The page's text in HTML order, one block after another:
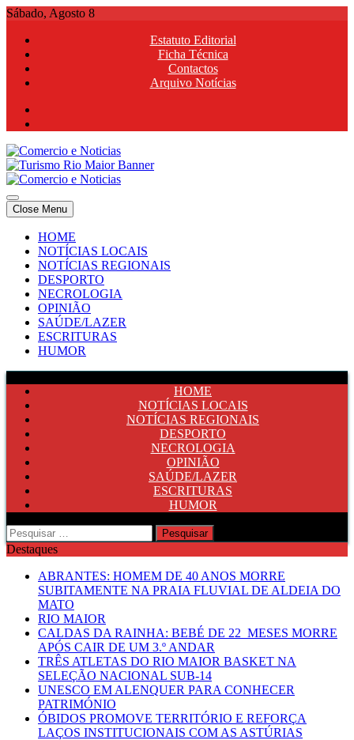
Skip
content
Sábado, Agosto 8
Estatuto Editorial
Ficha Técnica
Contactos
Arquivo Notícias
Comercio e Noticias
Notícias e Publicidade Online
Comercio e Noticias
Notícias e Publicidade Online
Close Menu
HOME
NOTÍCIAS LOCAIS
NOTÍCIAS REGIONAIS
DESPORTO
NECROLOGIA
OPINIÃO
SAÚDE/LAZER
ESCRITURAS
HUMOR
HOME
NOTÍCIAS LOCAIS
NOTÍCIAS REGIONAIS
DESPORTO
NECROLOGIA
OPINIÃO
SAÚDE/LAZER
ESCRITURAS
HUMOR
Pesquisar
por:
Destaques
ABRANTES: HOMEM DE 40 ANOS MORRE
SUBITAMENTE NA PRAIA FLUVIAL DE ALDEIA DO
MATO
RIO MAIOR
CALDAS DA RAINHA: BEBÉ DE 22 MESES MORRE
APÓS CAIR DE UM 3.º ANDAR
TRÊS ATLETAS DO RIO MAIOR BASKET NA
SELEÇÃO NACIONAL SUB-14
UNESCO EM ALENQUER PARA CONHECER
PATRIMÓNIO
ÓBIDOS PROMOVE TERRITÓRIO E REFORÇA
LAÇOS INSTITUCIONAIS COM AS ASTÚRIAS